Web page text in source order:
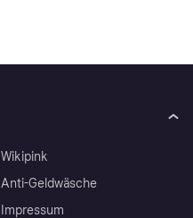
Wikipink
Anti-Geldwäsche
Impressum